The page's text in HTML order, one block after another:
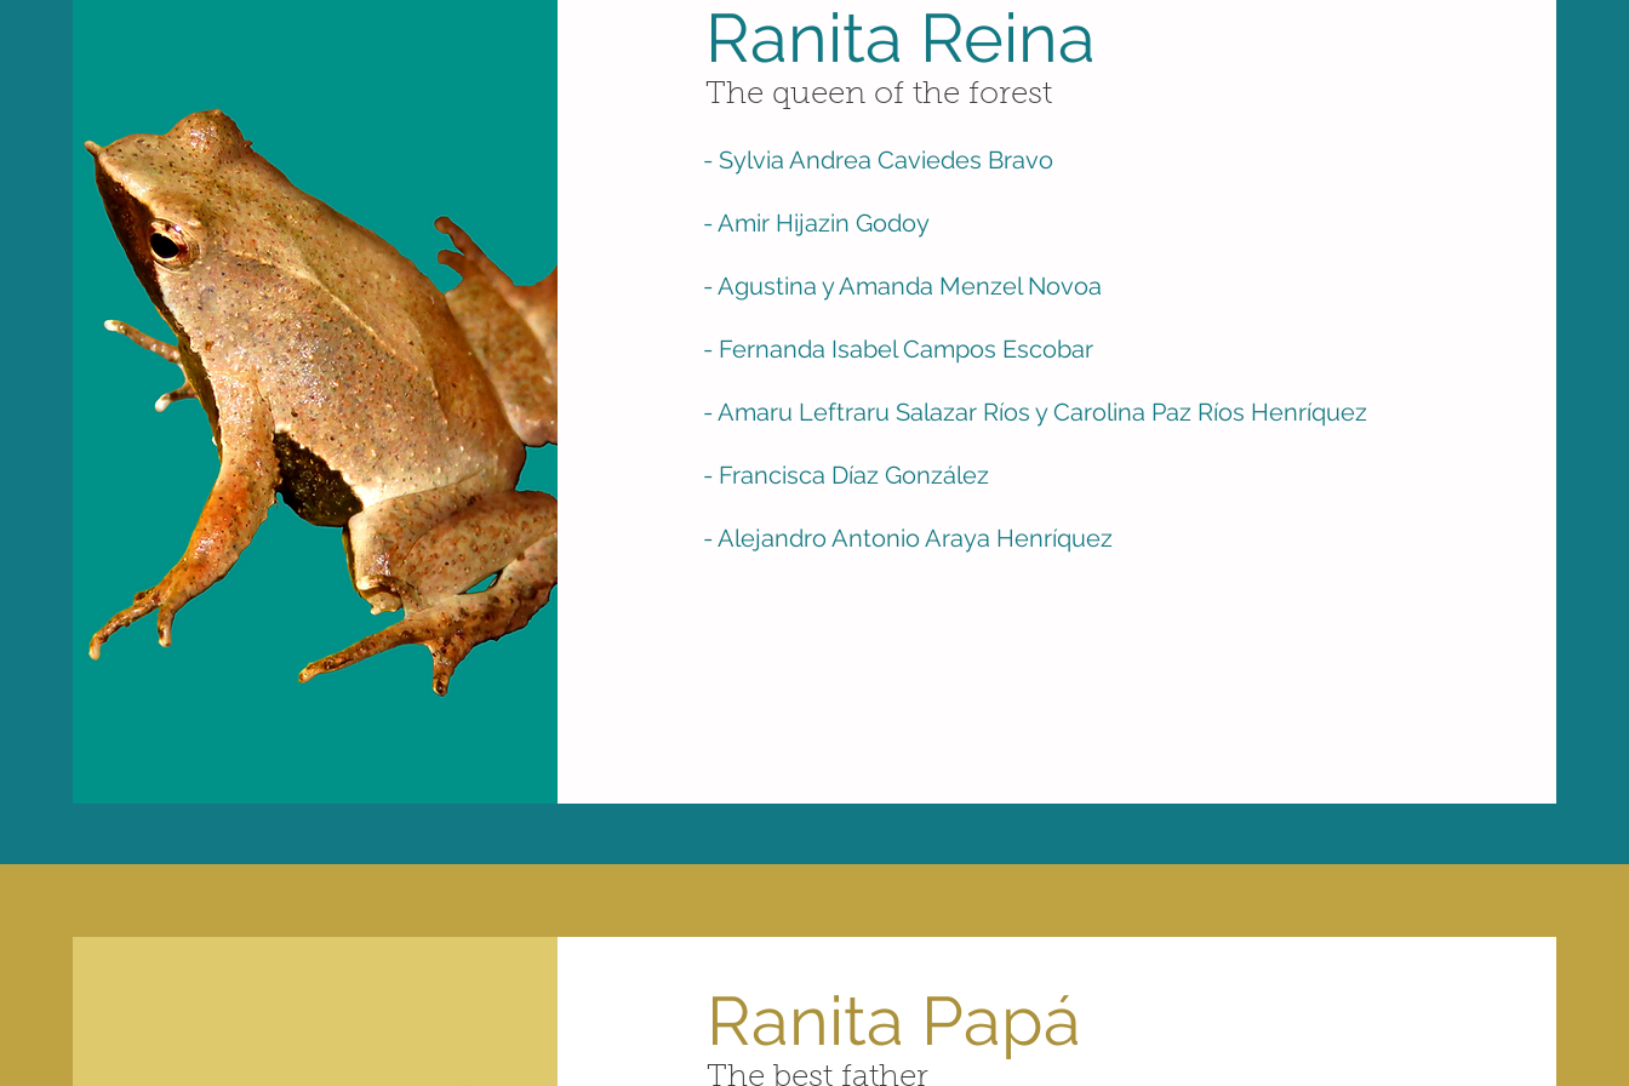
Ranita Reina
The queen of the forest
- Sylvia Andrea Caviedes Bravo
- Amir Hijazin Godoy
- Agustina y Amanda Menzel Novoa
- Fernanda Isabel Campos Escobar
- Amaru Leftraru Salazar Ríos y Carolina Paz Ríos Henríquez
- Francisca Díaz González
- Alejandro Antonio Araya Henríquez
Ranita Papá
The best father